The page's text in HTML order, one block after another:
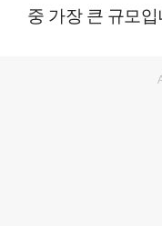
중 가장 큰 규모